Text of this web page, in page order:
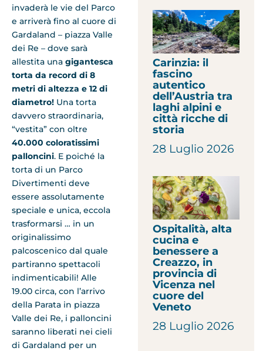
invaderà le vie del Parco
e arriverà fino al cuore di
Gardaland – piazza Valle
dei Re – dove sarà
allestita una gigantesca
torta da record di 8
metri di altezza e 12 di
diametro! Una torta
davvero straordinaria,
“vestita” con oltre
40.000 coloratissimi
palloncini. E poiché la
torta di un Parco
Divertimenti deve
essere assolutamente
speciale e unica, eccola
trasformarsi … in un
originalissimo
palcoscenico dal quale
partiranno spettacoli
indimenticabili! Alle
19.00 circa, con l’arrivo
della Parata in piazza
Valle dei Re, i palloncini
saranno liberati nei cieli
di Gardaland per un
Carinzia: il
fascino
autentico
dell’Austria tra
laghi alpini e
città ricche di
storia
28 Luglio 2026
Ospitalità, alta
cucina e
benessere a
Creazzo, in
provincia di
Vicenza nel
cuore del
Veneto
28 Luglio 2026